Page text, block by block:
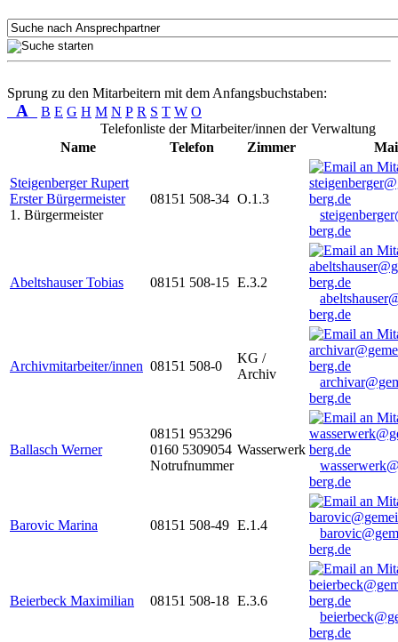
Sprung zu den Mitarbeitern mit dem Anfangsbuchstaben:
A B E G H M N P R S T W O
Telefonliste der Mitarbeiter/innen der Verwaltung
Name
Telefon Zimmer
Steigenberger Rupert
Erster Bürgermeister
1. Bürgermeister
08151 508-34 O.1.3
berg.de
Abeltshauser Tobias 08151 508-15 E.3.2
berg.de
Archivmitarbeiter/innen 08151 508-0
KG /
Archiv
berg.de
Ballasch Werner
08151 953296
0160 5309054
Notrufnummer
Wasserwerk
berg.de
Barovic Marina 08151 508-49 E.1.4
berg.de
Beierbeck Maximilian 08151 508-18 E.3.6
berg.de